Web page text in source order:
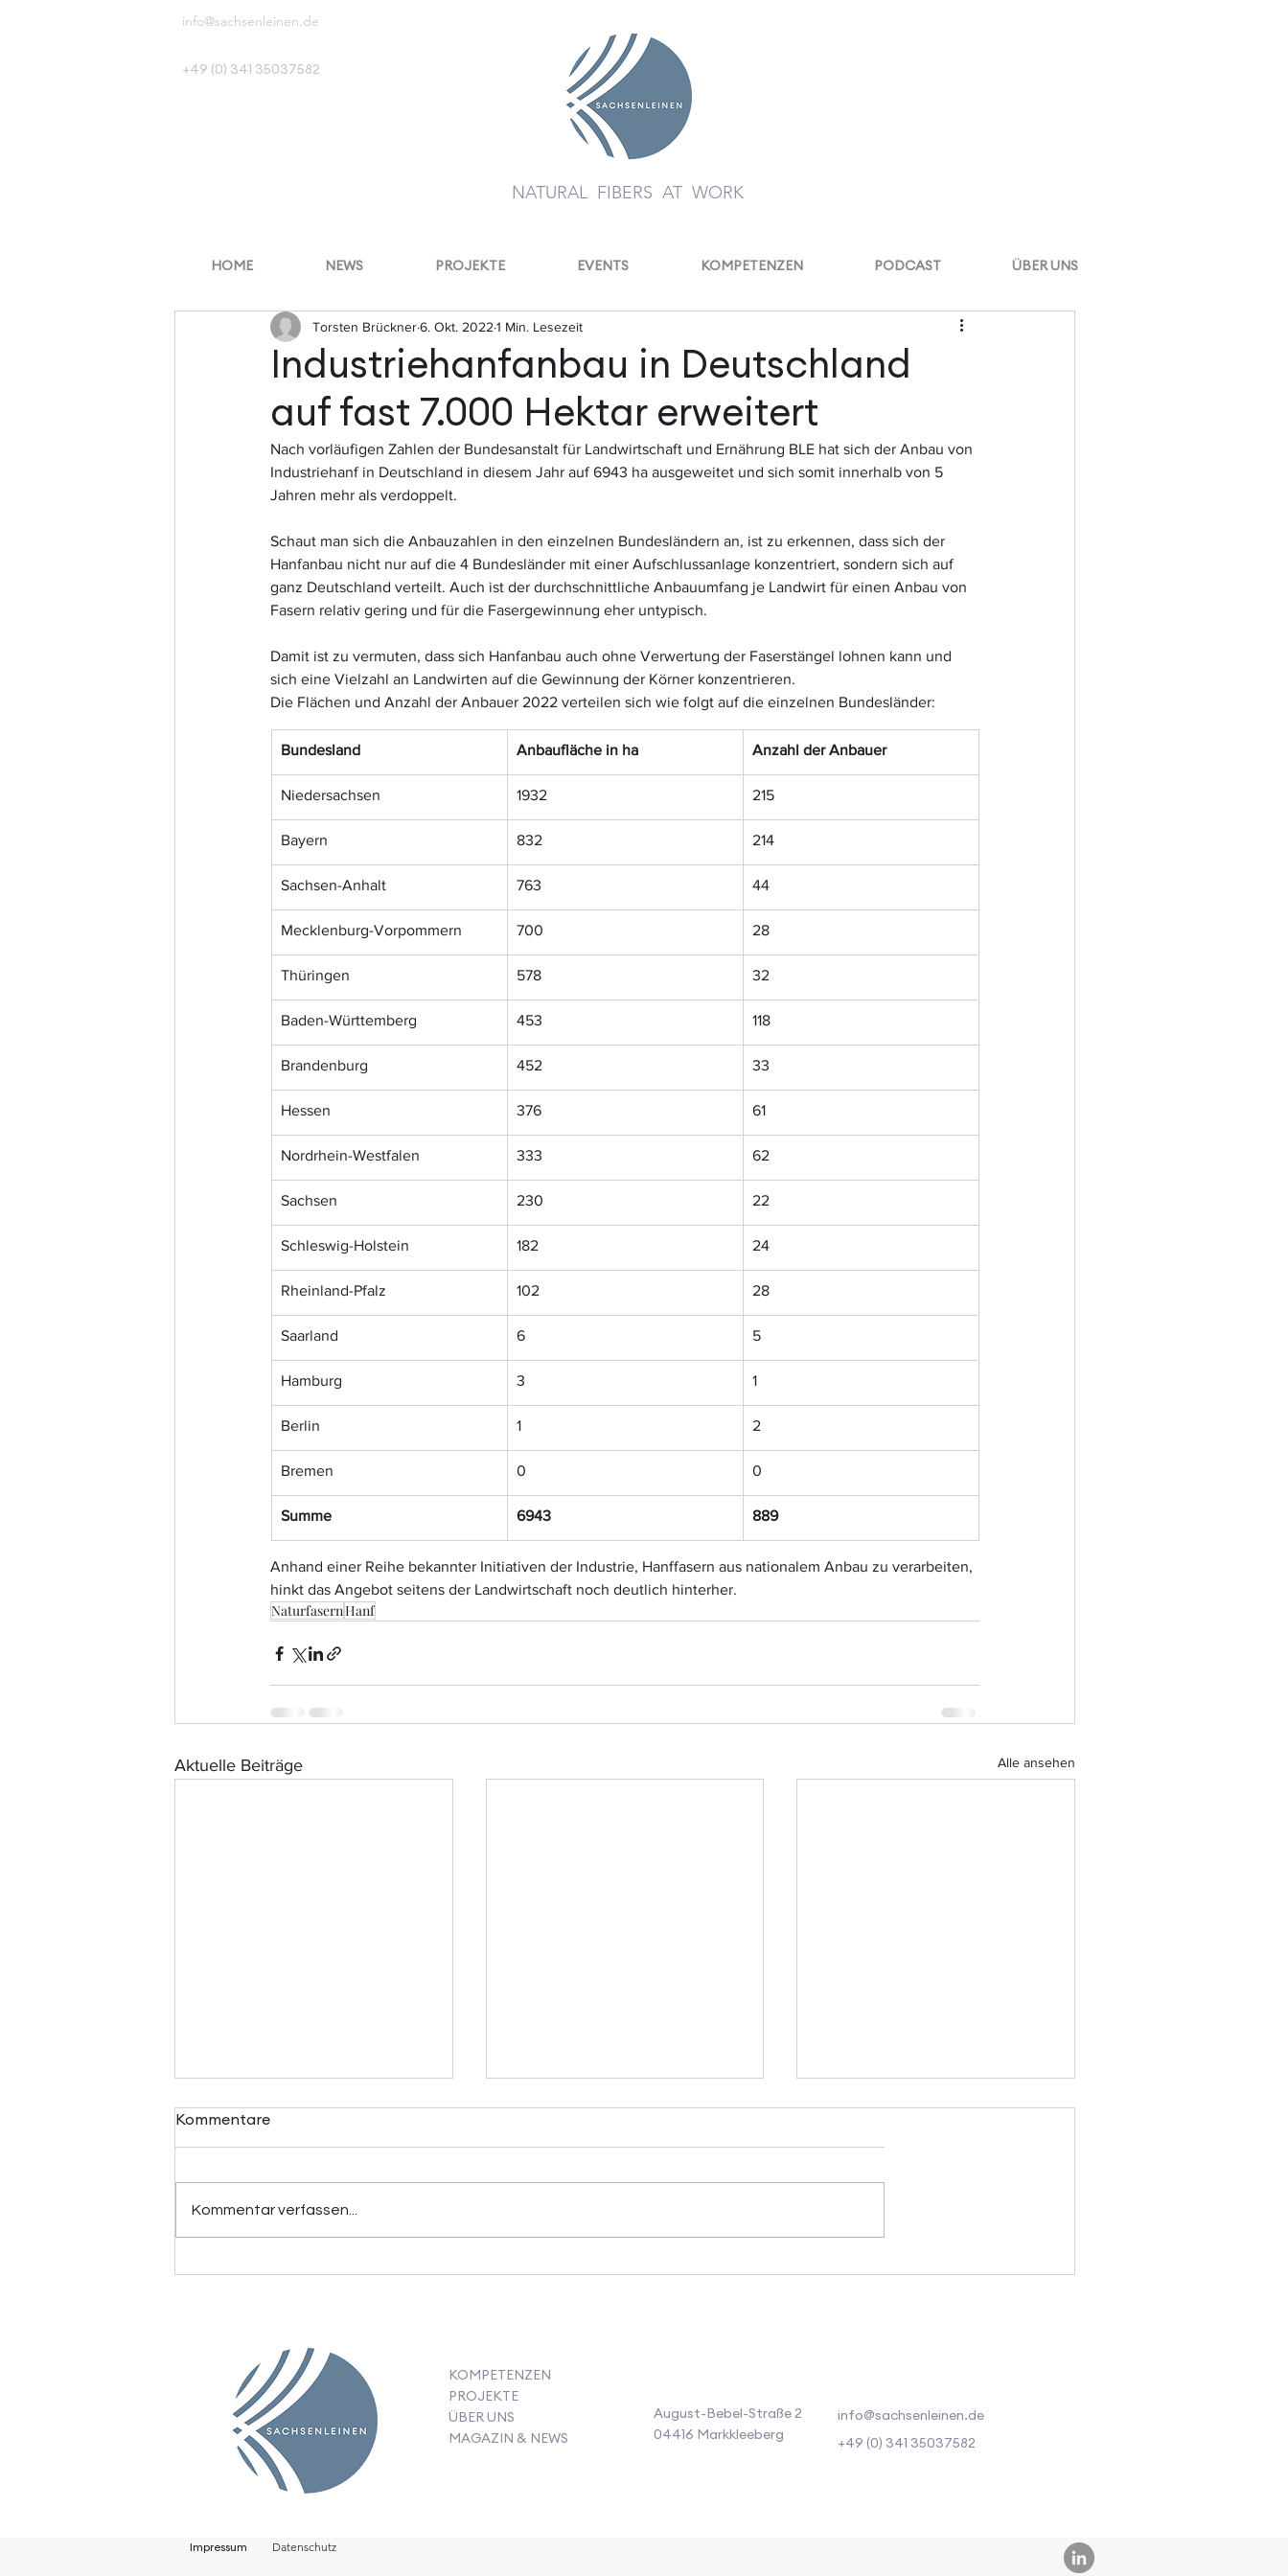
info@sachsenleinen.de
+49 (0) 341 35037582
NATURAL FIBERS AT WORK
HOME NEWS PROJEKTE EVENTS KOMPETENZEN PODCAST ÜBER UNS
Industriehanfanbau in Deutschland
auf fast 7.000 Hektar erweitert
Torsten Brückner6. Okt. 2022 1 Min. Lesezeit
Nach vorläufigen Zahlen der Bundesanstalt für Landwirtschaft und Ernährung BLE hat sich der Anbau von
Industriehanf in Deutschland in diesem Jahr auf 6943 ha ausgeweitet und sich somit innerhalb von 5
Jahren mehr als verdoppelt.
Schaut man sich die Anbauzahlen in den einzelnen Bundesländern an, ist zu erkennen, dass sich der
Hanfanbau nicht nur auf die 4 Bundesländer mit einer Aufschlussanlage konzentriert, sondern sich auf
ganz Deutschland verteilt. Auch ist der durchschnittliche Anbauumfang je Landwirt für einen Anbau von
Fasern relativ gering und für die Fasergewinnung eher untypisch.
Damit ist zu vermuten, dass sich Hanfanbau auch ohne Verwertung der Faserstängel lohnen kann und
sich eine Vielzahl an Landwirten auf die Gewinnung der Körner konzentrieren.
Die Flächen und Anzahl der Anbauer 2022 verteilen sich wie folgt auf die einzelnen Bundesländer:
Bundesland Anbaufläche in ha Anzahl der Anbauer
Niedersachsen 1932 215
Bayern 832 214
Sachsen-Anhalt 763 44
Mecklenburg-Vorpommern 700 28
Thüringen 578 32
Baden-Württemberg 453 118
Brandenburg 452 33
Hessen 376 61
Nordrhein-Westfalen 333 62
Sachsen 230 22
Schleswig-Holstein 182 24
Rheinland-Pfalz 102 28
Saarland 6 5
Hamburg 3 1
Berlin 1 2
Bremen 0 0
Summe 6943 889
Anhand einer Reihe bekannter Initiativen der Industrie, Hanffasern aus nationalem Anbau zu verarbeiten,
hinkt das Angebot seitens der Landwirtschaft noch deutlich hinterher.
NaturfasernHanf
Aktuelle Beiträge Alle ansehen
Kommentare
Kommentar verfassen...
KOMPETENZEN
PROJEKTE
ÜBER UNS
MAGAZIN & NEWS
August-Bebel-Straße 2
04416 Markkleeberg
info@sachsenleinen.de
+49 (0) 341 35037582
Impressum Datenschutz